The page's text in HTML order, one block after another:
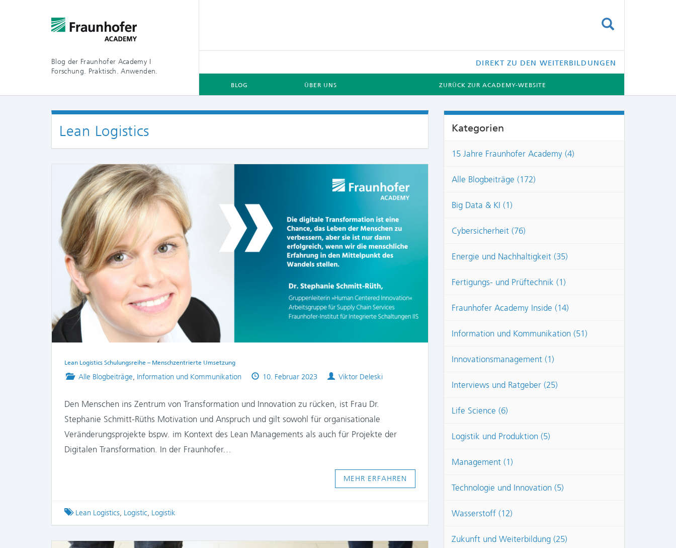
Blog der Fraunhofer Academy I
Forschung. Praktisch. Anwenden.
DIREKT ZU DEN WEITERBILDUNGEN
BLOG ÜBER UNS ZURÜCK ZUR ACADEMY-WEBSITE
Lean Logistics
COMMENTS:
Lean Logistics Schulungsreihe – Menschzentrierte Umsetzung
Posted
Alle Blogbeiträge, Information und Kommunikation
Published
10. Februar 2023 Authors
Viktor Deleski
Den Menschen ins Zentrum von Transformation und Innovation zu rücken, ist Frau Dr.
Stephanie Schmitt-Rüths Motivation und Anspruch und gilt sowohl für organisationale
Veränderungsprojekte bspw. im Kontext des Lean Managements als auch für Projekte der
Digitalen Transformation. In der Fraunhofer…
MEHR ERFAHREN
Tagged
Lean Logistics, Logistic, Logistik
Kategorien
15 Jahre Fraunhofer Academy (4)
Alle Blogbeiträge (172)
Big Data & KI (1)
Cybersicherheit (76)
Energie und Nachhaltigkeit (35)
Fertigungs- und Prüftechnik (1)
Fraunhofer Academy Inside (14)
Information und Kommunikation (51)
Innovationsmanagement (1)
Interviews und Ratgeber (25)
Life Science (6)
Logistik und Produktion (5)
Management (1)
Technologie und Innovation (5)
Wasserstoff (12)
Zukunft und Weiterbildung (25)